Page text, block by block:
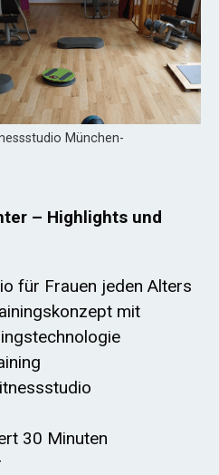
München-
– Highlights und
für Frauen jeden Alters
mit
30 Minuten